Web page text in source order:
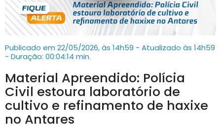
Publicado em 22/05/2026, às 14h59 - Atualizado às 14h59
- Duração: 00:04:14 min.
Material Apreendido: Polícia
Civil estoura laboratório de
cultivo e refinamento de haxixe
no Antares